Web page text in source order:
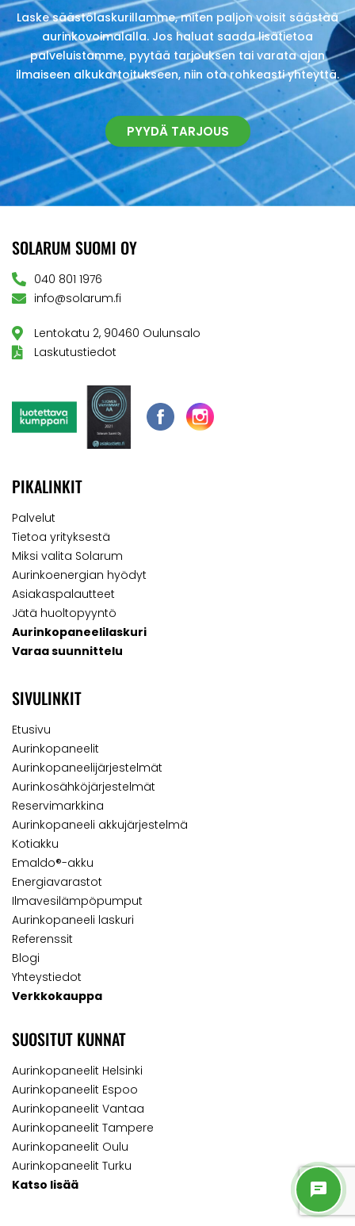
Laske säästölaskurillamme, miten paljon voisit säästää
aurinkovoimalalla. Jos haluat saada lisätietoa
palveluistamme, pyytää tarjouksen tai varata ajan
ilmaiseen alkukartoitukseen, niin ota rohkeasti yhteyttä.
PYYDÄ TARJOUS
SOLARUM SUOMI OY
040 801 1976
info@solarum.fi
Lentokatu 2, 90460 Oulunsalo
Laskutustiedot
PIKALINKIT
Palvelut
Tietoa yrityksestä
Miksi valita Solarum
Aurinkoenergian hyödyt
Asiakaspalautteet
Jätä huoltopyyntö
Aurinkopaneelilaskuri
Varaa suunnittelu
SIVULINKIT
Etusivu
Aurinkopaneelit
Aurinkopaneelijärjestelmät
Aurinkosähköjärjestelmät
Reservimarkkina
Aurinkopaneeli akkujärjestelmä
Kotiakku
Emaldo®-akku
Energiavarastot
Ilmavesilämpöpumput
Aurinkopaneeli laskuri
Referenssit
Blogi
Yhteystiedot
Verkkokauppa
SUOSITUT KUNNAT
Aurinkopaneelit Helsinki
Aurinkopaneelit Espoo
Aurinkopaneelit Vantaa
Aurinkopaneelit Tampere
Aurinkopaneelit Oulu
Aurinkopaneelit Turku
Katso lisää